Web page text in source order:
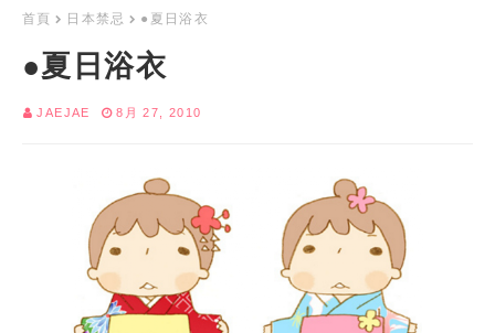
首頁 日本禁忌 ●夏日浴衣
●夏日浴衣
JAEJAE 8月 27, 2010